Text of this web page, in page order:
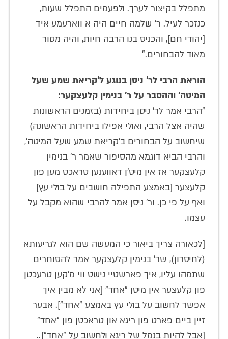
מתפלל בקיצור לערך. ולפעמים התפלל שעות,
כנזכר לעיל. ר' שלמה חיים היה א ווארעמע איד
[יהודי חם], והכניס בנו הרבה חיות, והיה מסור
מאוד להבחורים."
הוראת הרבי לר' ניסן בנוגע ל'קריאת שמע שעל
המיטה' וההסבר על ר' בנימין קלעצקער:
"הרבי אמר לר' ניסן ביחידות (בזמנים הראשונות
שהיה אצל הרבי, ואולי אפילו ביחידות הראשונה)
שיחשוב על הבחורים ב'קריאת שמע שעל המיטה',
והרבי הביא דוגמא מהסיפור שאמר ר' בנימין
קלעצקער אז אין מיט'ן דאווענען טראכט מען פון
קלעצער [באמצע התפילה חושבים על בולי עץ]
ואף על פי כן. ור' ניסן אמר להרבי שהוא מקבל על
עצמו.
[לכאורה צריך ביאור כי המעשה שם הוא לגריעותא
(לחיסרון), שר' בנימין קלעצקער אמר להסוחרים
שתמהו עליו, איך פארשטיי נישט ווי מ'קען טרעכטן
פון קלעצער אין מיטן "אחד" [אני לא מבין איך
אפשר לחשוב על בולי עץ באמצע "אחד"]. אבער
זיין ביים פארט פון ריגא און טראכטן פון "אחד"
[אבל להיות בנמל של ריגא ולחשוב על "אחד"]..